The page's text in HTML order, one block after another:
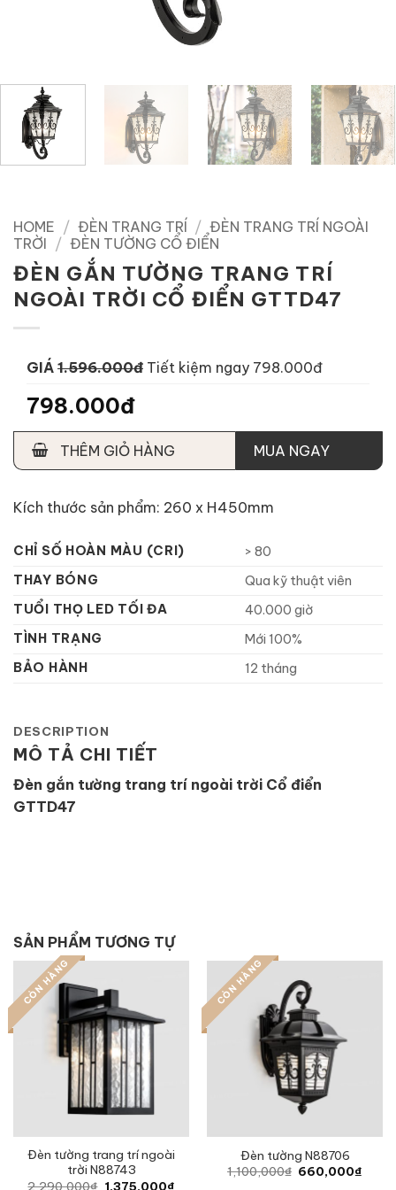
HOME / ĐÈN TRANG TRÍ / ĐÈN TRANG TRÍ NGOÀI
TRỜI / ĐÈN TƯỜNG CỔ ĐIỂN
ĐÈN GẮN TƯỜNG TRANG TRÍ
NGOÀI TRỜI CỔ ĐIỂN GTTD47
GIÁ 1.596.000đ Tiết kiệm ngay 798.000đ
798.000đ
THÊM GIỎ HÀNG MUA NGAY
Kích thước sản phẩm: 260 x H450mm
CHỈ SỐ HOÀN MÀU (CRI)
> 80
THAY BÓNG
Qua kỹ thuật viên
TUỔI THỌ LED TỐI ĐA
40.000 giờ
TÌNH TRẠNG
Mới 100%
BẢO HÀNH
12 tháng
DESCRIPTION
MÔ TẢ CHI TIẾT
Đèn gắn tường trang trí ngoài trời Cổ điển
GTTD47
SẢN PHẨM TƯƠNG TỰ
CÒN HÀNG
Đèn tường trang trí ngoài
trời N88743
2,290,000₫ Original
1,375,000₫Current
CÒN HÀNG
Đèn tường N88706
1,100,000₫ Original
price
660,000₫